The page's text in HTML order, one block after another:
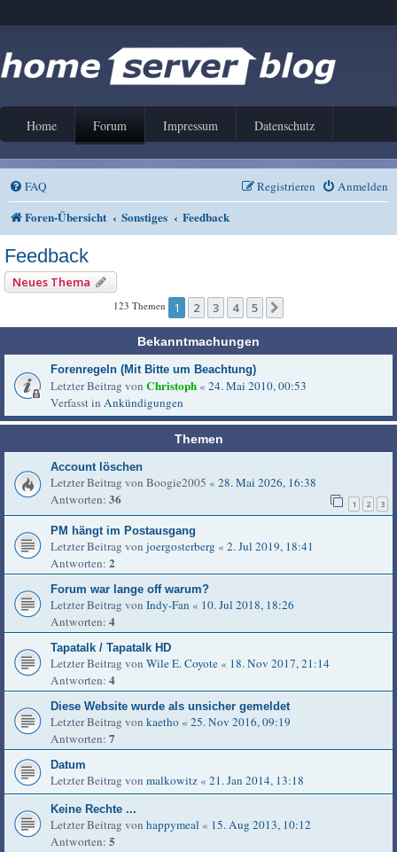
Home Forum Impressum Datenschutz
FAQ Anmelden
Registrieren
Foren-Übersicht Sonstiges Feedback
Feedback
Neues Thema
123 Themen 1 2 3 4 5
Bekanntmachungen
Forenregeln (Mit Bitte um Beachtung)
Letzter Beitrag von Christoph « 24. Mai 2010, 00:53
Verfasst in Ankündigungen
Themen
Account löschen
Letzter Beitrag von Boogie2005 « 28. Mai 2026, 16:38
Antworten: 36 1 2 3
PM hängt im Postausgang
Letzter Beitrag von joergosterberg « 2. Jul 2019, 18:41
Antworten: 2
Forum war lange off warum?
Letzter Beitrag von Indy-Fan « 10. Jul 2018, 18:26
Antworten: 4
Tapatalk / Tapatalk HD
Letzter Beitrag von Wile E. Coyote « 18. Nov 2017, 21:14
Antworten: 4
Diese Website wurde als unsicher gemeldet
Letzter Beitrag von kaetho « 25. Nov 2016, 09:19
Antworten: 7
Datum
Letzter Beitrag von malkowitz « 21. Jan 2014, 13:18
Keine Rechte ...
Letzter Beitrag von happymeal « 15. Aug 2013, 10:12
Antworten: 5